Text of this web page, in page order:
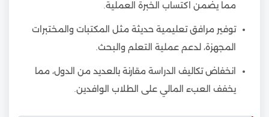
مما يضمن اكتساب الخبرة العملية.
توفير مرافق تعليمية حديثة مثل المكتبات والمختبرات
المجهزة، لدعم عملية التعلم والبحث.
انخفاض تكاليف الدراسة مقارنة بالعديد من الدول، مما
يخفف العبء المالي على الطلاب الوافدين.